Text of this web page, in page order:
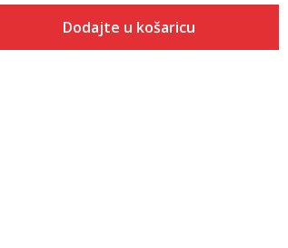
Dodajte u košaricu